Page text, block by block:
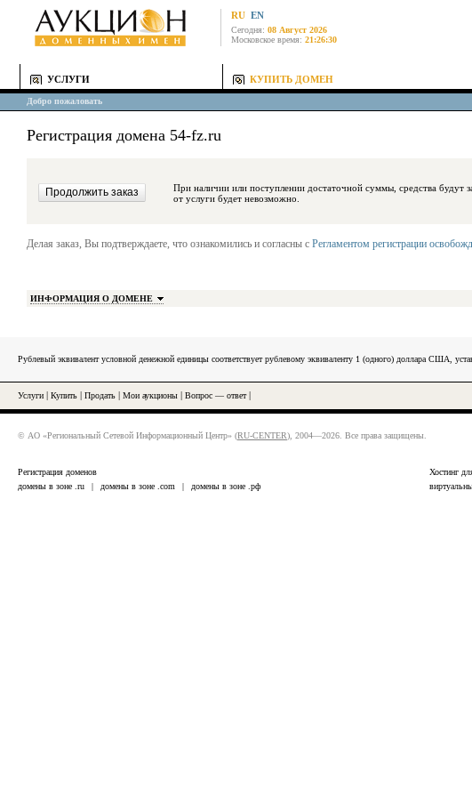
RU EN
Сегодня: 08 Август 2026
Московское время: 21:26:30
УСЛУГИ КУПИТЬ ДОМЕН
Добро пожаловать
Регистрация домена 54-fz.ru
При наличии или поступлении достаточной суммы, средства будут заблокированы сразу
от услуги будет невозможно.
Делая заказ, Вы подтверждаете, что ознакомились и согласны с Регламентом регистрации
ИНФОРМАЦИЯ О ДОМЕНЕ
Рублевый эквивалент условной денежной единицы соответствует рублевому эквиваленту 1 (одного) доллара США,
Услуги Купить Продать Мои аукционы Вопрос — ответ|
© АО «Региональный Сетевой Информационный Центр» (RU-CENTER), 2004—2026. Все права защищены.
Регистрация доменов
домены в зоне .ru
| домены в зоне .com | домены в зоне .рф
Хостинг